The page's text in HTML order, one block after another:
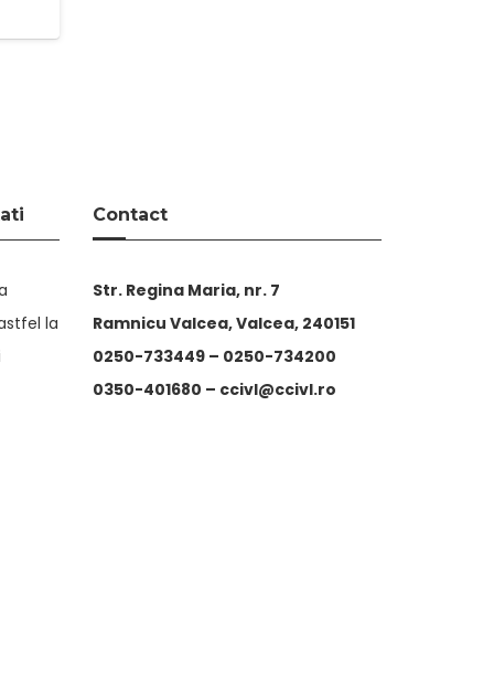
la
Contact
Str. Regina Maria, nr. 7
Ramnicu Valcea, Valcea, 240151
0250-733449 – 0250-734200
0350-401680 – ccivl@ccivl.ro